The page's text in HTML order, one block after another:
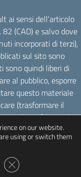
ai sensi dell’articolo
(CAD) e salvo dove
incorporati di terzi),
sul sito sono
sono quindi liberi di
al pubblico, esporre
questo materiale
(trasformare il
qualsiasi fine, anche
senza apporre
on our website.
using or switch them
Close GDPR Cookie